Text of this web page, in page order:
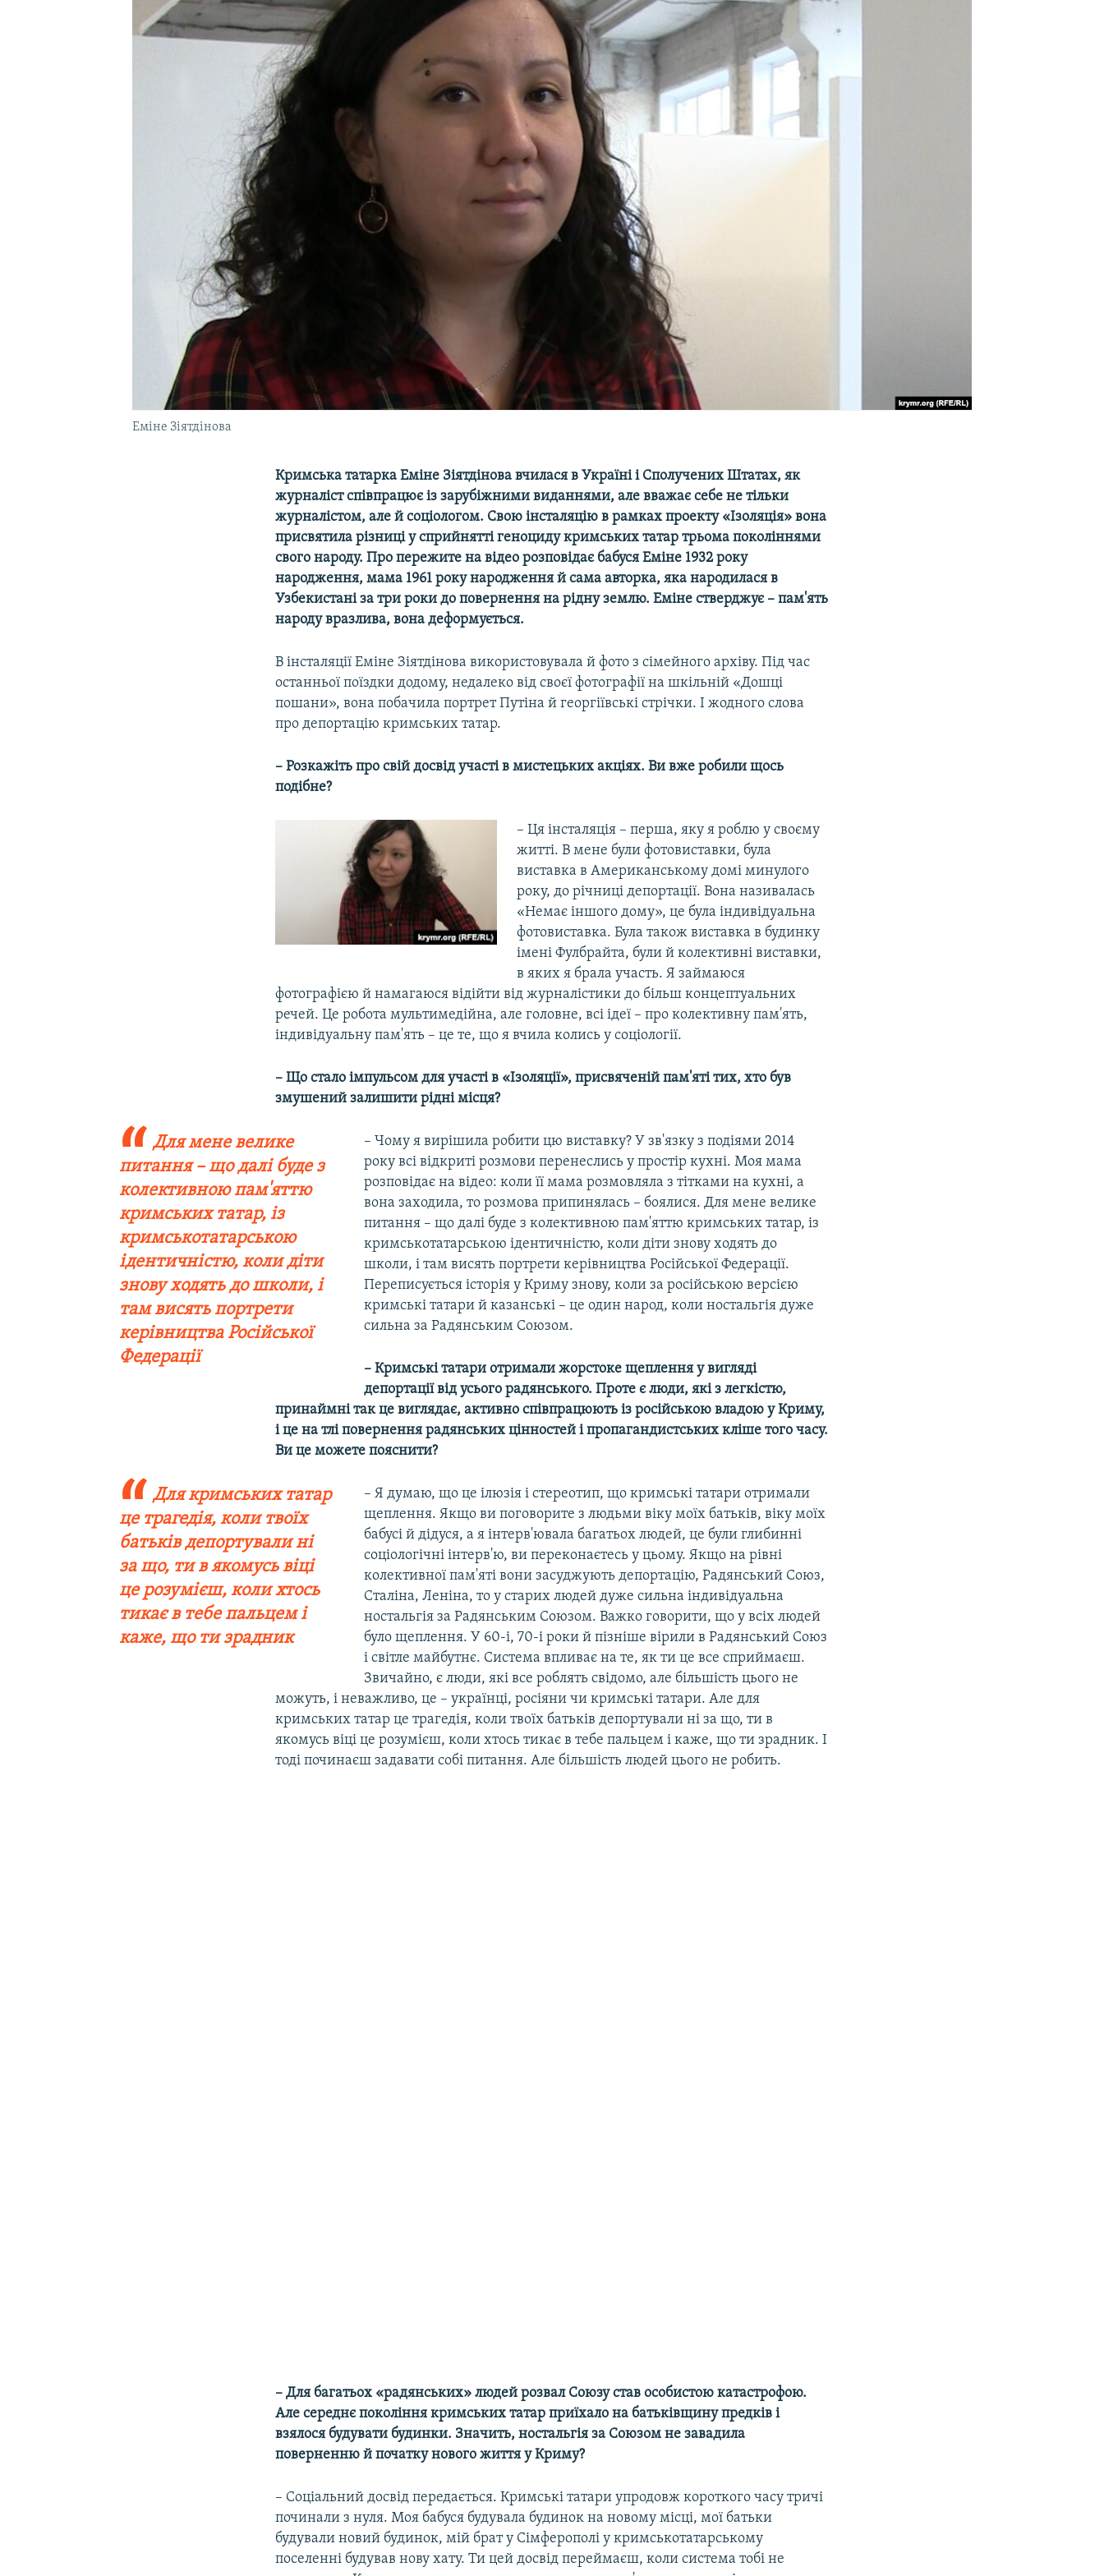
Еміне Зіятдінова
Кримська татарка Еміне Зіятдінова вчилася в Україні і Сполучених Штатах, як
журналіст співпрацює із зарубіжними виданнями, але вважає себе не тільки
журналістом, але й соціологом. Свою інсталяцію в рамках проекту «Ізоляція» вона
присвятила різниці у сприйнятті геноциду кримських татар трьома поколіннями
свого народу. Про пережите на відео розповідає бабуся Еміне 1932 року
народження, мама 1961 року народження й сама авторка, яка народилася в
Узбекистані за три роки до повернення на рідну землю. Еміне стверджує – пам'ять
народу вразлива, вона деформується.
В інсталяції Еміне Зіятдінова використовувала й фото з сімейного архіву. Під час
останньої поїздки додому, недалеко від своєї фотографії на шкільній «Дошці
пошани», вона побачила портрет Путіна й георгіївські стрічки. І жодного слова
про депортацію кримських татар.
– Розкажіть про свій досвід участі в мистецьких акціях. Ви вже робили щось
подібне?
– Ця інсталяція – перша, яку я роблю у своєму
житті. В мене були фотовиставки, була
виставка в Американському домі минулого
року, до річниці депортації. Вона називалась
«Немає іншого дому», це була індивідуальна
фотовиставка. Була також виставка в будинку
імені Фулбрайта, були й колективні виставки,
в яких я брала участь. Я займаюся
фотографією й намагаюся відійти від журналістики до більш концептуальних
речей. Це робота мультимедійна, але головне, всі ідеї – про колективну пам'ять,
індивідуальну пам'ять – це те, що я вчила колись у соціології.
– Що стало імпульсом для участі в «Ізоляції», присвяченій пам'яті тих, хто був
змушений залишити рідні місця?
Для мене велике
питання – що далі буде з
колективною пам'яттю
кримських татар, із
кримськотатарською
ідентичністю, коли діти
знову ходять до школи, і
там висять портрети
керівництва Російської
Федерації
– Чому я вирішила робити цю виставку? У зв'язку з подіями 2014
року всі відкриті розмови перенеслись у простір кухні. Моя мама
розповідає на відео: коли її мама розмовляла з тітками на кухні, а
вона заходила, то розмова припинялась – боялися. Для мене велике
питання – що далі буде з колективною пам'яттю кримських татар, із
кримськотатарською ідентичністю, коли діти знову ходять до
школи, і там висять портрети керівництва Російської Федерації.
Переписується історія у Криму знову, коли за російською версією
кримські татари й казанські – це один народ, коли ностальгія дуже
сильна за Радянським Союзом.
– Кримські татари отримали жорстоке щеплення у вигляді
депортації від усього радянського. Проте є люди, які з легкістю,
принаймні так це виглядає, активно співпрацюють із російською владою у Криму,
і це на тлі повернення радянських цінностей і пропагандистських кліше того часу.
Ви це можете пояснити?
Для кримських татар
це трагедія, коли твоїх
батьків депортували ні
за що, ти в якомусь віці
це розумієш, коли хтось
тикає в тебе пальцем і
каже, що ти зрадник
– Я думаю, що це ілюзія і стереотип, що кримські татари отримали
щеплення. Якщо ви поговорите з людьми віку моїх батьків, віку моїх
бабусі й дідуся, а я інтерв'ювала багатьох людей, це були глибинні
соціологічні інтерв'ю, ви переконаєтесь у цьому. Якщо на рівні
колективної пам'яті вони засуджують депортацію, Радянський Союз,
Сталіна, Леніна, то у старих людей дуже сильна індивідуальна
ностальгія за Радянським Союзом. Важко говорити, що у всіх людей
було щеплення. У 60-і, 70-і роки й пізніше вірили в Радянський Союз
і світле майбутнє. Система впливає на те, як ти це все сприймаєш.
Звичайно, є люди, які все роблять свідомо, але більшість цього не
можуть, і неважливо, це – українці, росіяни чи кримські татари. Але для
кримських татар це трагедія, коли твоїх батьків депортували ні за що, ти в
якомусь віці це розумієш, коли хтось тикає в тебе пальцем і каже, що ти зрадник. І
тоді починаєш задавати собі питання. Але більшість людей цього не робить.
– Для багатьох «радянських» людей розвал Союзу став особистою катастрофою.
Але середнє покоління кримських татар приїхало на батьківщину предків і
взялося будувати будинки. Значить, ностальгія за Союзом не завадила
поверненню й початку нового життя у Криму?
– Соціальний досвід передається. Кримські татари упродовж короткого часу тричі
починали з нуля. Моя бабуся будувала будинок на новому місці, мої батьки
будували новий будинок, мій брат у Сімферополі у кримськотатарському
поселенні будував нову хату. Ти цей досвід переймаєш, коли система тобі не